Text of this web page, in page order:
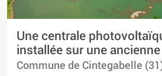
Une centrale
installée sur une
Commune de Cintegabelle